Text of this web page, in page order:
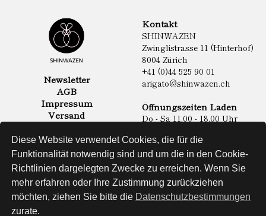
Diese Website verwendet Cookies, die für die
Funktionalität notwendig sind und um die in den Cookie-
Richtlinien dargelegten Zwecke zu erreichen. Wenn Sie
mehr erfahren oder Ihre Zustimmung zurückziehen
möchten, ziehen Sie bitte die Datenschutzbestimmungen
zurate.
Newsletter
AGB
Impressum
Versand
Kontakt
SHINWAZEN
Zwinglistrasse 11 (Hinterhof)
8004 Zürich
+41 (0)44 525 90 01
arigato@shinwazen.ch
Öffnungszeiten Laden
Do - Sa 11.00 - 18.00 Uhr
Online Shop
Lebensmittel
Sake & Shochu
Non Food
Spirituosen